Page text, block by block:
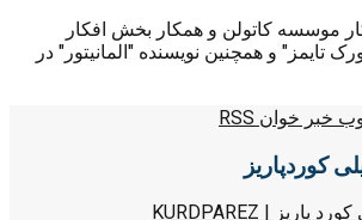
موسسه کاتولن و همکار بخش افکار
تایمز" و همچنین نویسنده "المانیتور" در
خبر خوان RSS
کوردپاریز